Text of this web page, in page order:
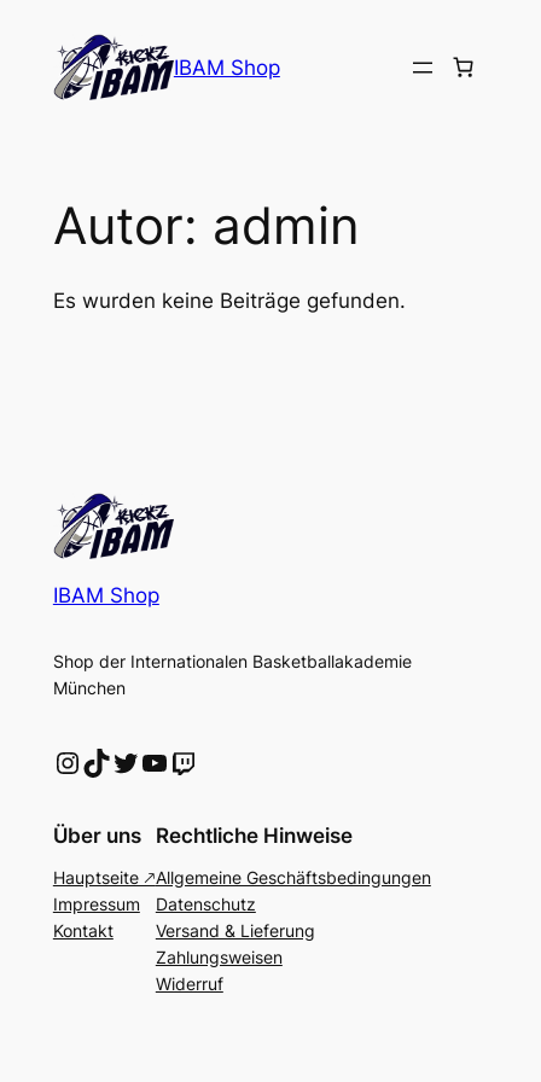
Inhalt
springen
IBAM Shop
Autor: admin
Es wurden keine Beiträge gefunden.
IBAM Shop
Shop der Internationalen Basketballakademie
München
InstagramTikTok Twitter YouTube Twitch
Über uns
Hauptseite 🡕
Impressum
Kontakt
Rechtliche Hinweise
Allgemeine Geschäftsbedingungen
Datenschutz
Versand & Lieferung
Zahlungsweisen
Widerruf